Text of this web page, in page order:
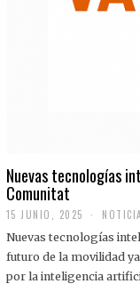
Nuevas tecnologías
Comunitat
15 JUNIO, 2025
Nuevas tecnologías
futuro de la movilidad
por la inteligencia